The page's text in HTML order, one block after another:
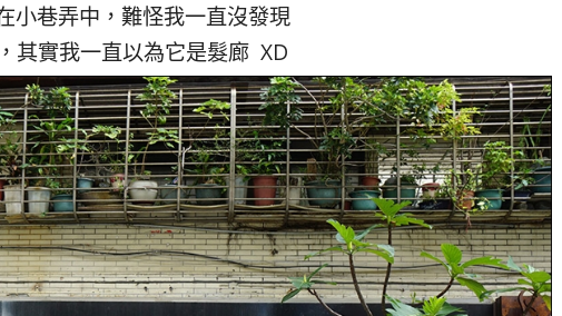
小巷弄中，難怪我一直沒發現
其實我一直以為它是髮廊 XD